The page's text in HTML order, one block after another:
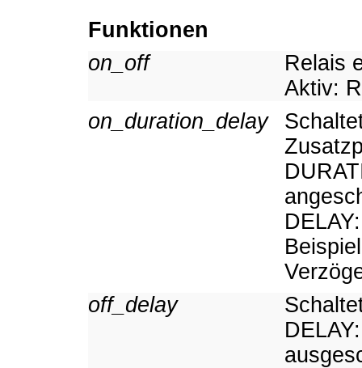
Funktionen
on_off
Relais
Aktiv:
on_duration_delay
off_delay